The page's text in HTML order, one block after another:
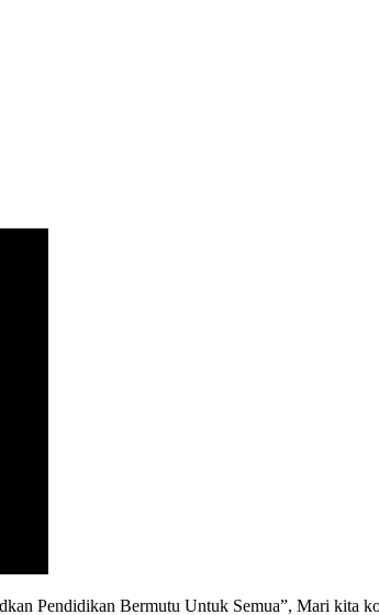
Pendidikan Bermutu Untuk Semua”, Mari kita